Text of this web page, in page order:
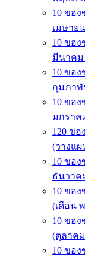
10 ขอ
เมษาย
10 ขอ
มีนาคม
10 ขอ
กุมภาพั
10 ขอ
มกราค
120 ข
(วางแผ
10 ขอ
ธันวาค
10 ขอ
(เดือน
10 ขอ
(ตุลาคม
10 ขอ